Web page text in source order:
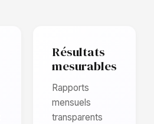
Résultats
mesurables
Rapports
mensuels
transparents